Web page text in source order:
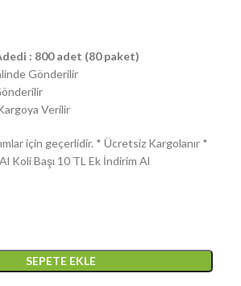
: 800 adet (80 paket)
Gönderilir
Verilir
için geçerlidir. * Ücretsiz Kargolanır *
Koli Başı 10 TL Ek İndirim Al
SEPETE EKLE